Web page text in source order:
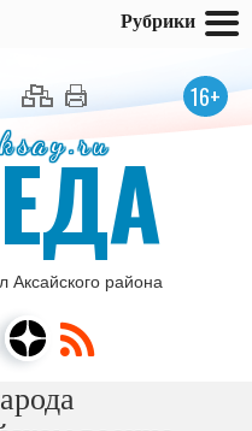
16+
района
Рубрики